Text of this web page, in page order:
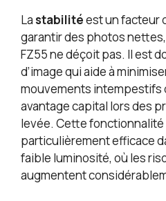
Lastabilitéest un facteur
garantir des photos nettes,
FZ55 ne déçoit pas. Il est
d’image qui aide à
mouvements intempestifs
avantage capital lors des
levée. Cette fonctionnalité
particulièrement efficace
faible luminosité, où les
augmentent